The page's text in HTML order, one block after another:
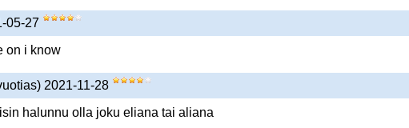
05-27
on i know
2021-11-28
halunnu olla joku eliana tai aliana